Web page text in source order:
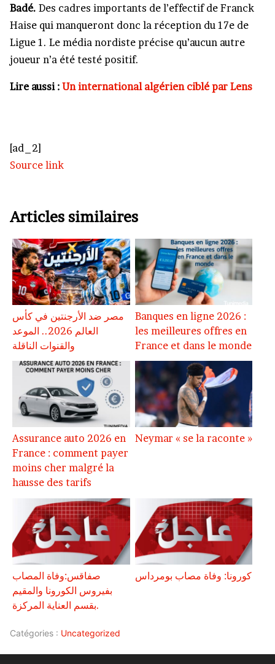
— SylvainCharley (@Charleysylvain)April 8,
2021
Badé. Des cadres importants de l’effectif de Franck
Haise qui manqueront donc la réception du 17e de
Ligue 1. Le média nordiste précise qu’aucun autre
joueur n’a été testé positif.
Lire aussi : Un international algérien ciblé par Lens
[ad_2]
Source link
Articles similaires
مصر ضد الأرجنتين في كأس
العالم 2026.. الموعد
والقنوات الناقلة
Banques en ligne 2026 :
les meilleures offres en
France et dans le monde
Assurance auto 2026 en
France : comment payer
moins cher malgré la
hausse des tarifs
Neymar « se la raconte »
صفاقس:وفاة المصاب
بفيروس الكورونا والمقيم
بقسم العناية المركزة.
كورونا: وفاة مصاب بومرداس
Catégories : Uncategorized